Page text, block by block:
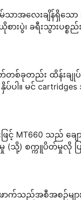
သာအလေးချိန်ရှိသ
ပွဲ၊ ခရီးသွားပစ္စ
တ်တစ်ခုတည်း ထိန်း
ပ်ပါ။ မင်
န်းဖြင့် MT660 သ
(သို့) စက္ကူပိတ်မှုလို ပ
ာက်သည်အစီအစဉ်မျ